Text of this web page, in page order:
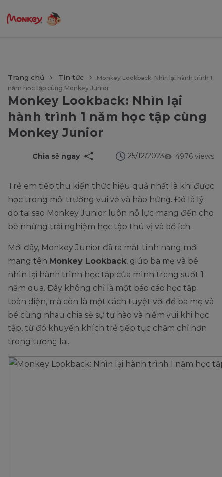
Trang chủ Tin tức
Monkey Lookback: Nhìn lại hành trình 1
năm học tập cùng Monkey Junior
Monkey Lookback: Nhìn lại
hành trình 1 năm học tập cùng
Monkey Junior
4976 views
25/12/2023
Chia sẻ ngay
Trẻ em tiếp thu kiến thức hiệu quả nhất là khi được
học trong môi trường vui vẻ và hào hứng. Đó là lý
do tại sao Monkey Junior luôn nỗ lực mang đến cho
bé những trải nghiệm học tập thú vị và bổ ích.
Mới đây, Monkey Junior đã ra mắt tính năng mới
mang tên Monkey Lookback, giúp ba mẹ và bé
nhìn lại hành trình học tập của mình trong suốt 1
năm qua. Đây không chỉ là một báo cáo học tập
toàn diện, mà còn là một cách tuyệt vời để ba mẹ và
bé cùng nhau chia sẻ sự tự hào và niềm vui khi học
tập, từ đó khuyến khích trẻ tiếp tục chăm chỉ hơn
trong tương lai.